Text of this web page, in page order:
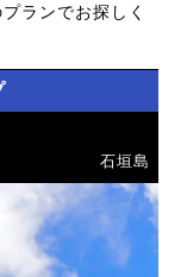
ランでお探しく
石垣島